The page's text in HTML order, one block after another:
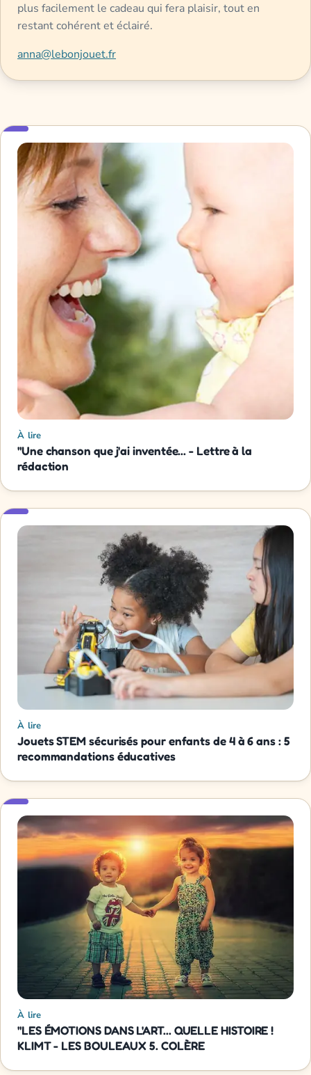
plus facilement le cadeau qui fera plaisir, tout en
restant cohérent et éclairé.
anna@lebonjouet.fr
À lire
"Une chanson que j'ai inventée... - Lettre à la
rédaction
À lire
Jouets STEM sécurisés pour enfants de 4 à 6 ans : 5
recommandations éducatives
À lire
"LES ÉMOTIONS DANS L'ART... QUELLE HISTOIRE !
KLIMT - LES BOULEAUX 5. COLÈRE